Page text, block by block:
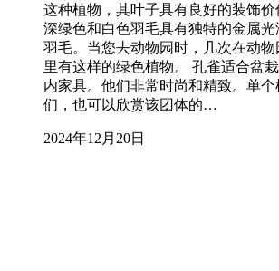
这种植物，其叶子具有良好的装饰
深绿色和白色羽毛具有独特的金属
羽毛。当您去动物园时，几次在动
里有这样的绿色植物。 孔雀适合盆
内家具。他们非常时尚和精致。单
们，也可以欣赏该团体的…
2024年12月20日